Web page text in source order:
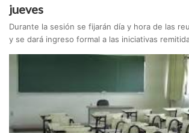
jueves
Durante la sesión se fijarán día y hora de las
y se dará ingreso formal a las iniciativas